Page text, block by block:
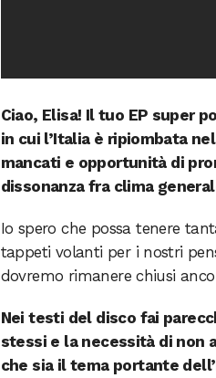
Ciao, Elisa! Il tuo EP super
in cui l’Italia è ripiombata
mancati e opportunità di
dissonanza fra clima
Io spero che possa tenere
tappeti volanti per i nostri
dovremo rimanere chiusi
Nei testi del disco fai
stessi e la necessità di non
che sia il tema portante